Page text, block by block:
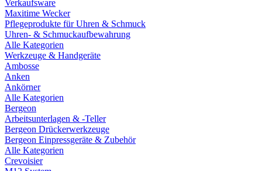
Verkaufsware
Maxitime Wecker
Pflegeprodukte für Uhren & Schmuck
Uhren- & Schmuckaufbewahrung
Alle Kategorien
Werkzeuge & Handgeräte
Ambosse
Anken
Ankörner
Alle Kategorien
Bergeon
Arbeitsunterlagen & -Teller
Bergeon Drückerwerkzeuge
Bergeon Einpressgeräte & Zubehör
Alle Kategorien
Crevoisier